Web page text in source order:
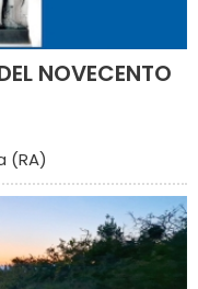
NOVECENTO
(RA)